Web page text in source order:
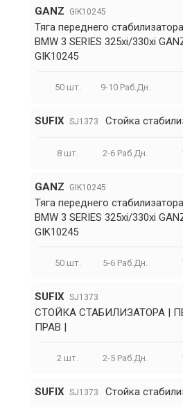
GANZ GIK10245
Тяга переднего
BMW 3 SERIES 325xi/330xi
GIK10245
50 шт. 9-10 Раб.Дн.
SUFIX SJ1373 Стойка
8 шт. 2-6 Раб.Дн.
GANZ GIK10245
Тяга переднего
BMW 3 SERIES 325xi/330xi
GIK10245
50 шт. 5-6 Раб.Дн.
SUFIX SJ1373
СТОЙКА СТАБИЛИЗАТОРА |
ПРАВ |
2 шт. 2-5 Раб.Дн.
SUFIX SJ1373 Стойка